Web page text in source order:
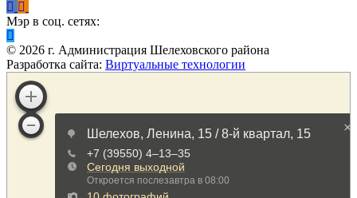
Мэр в соц. сетях:
© 2026 г. Администрация Шелеховского района
Разработка сайта: Виртуальные технологии